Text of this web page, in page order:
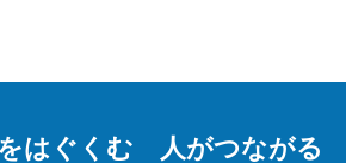
はぐくむ 人がつながる